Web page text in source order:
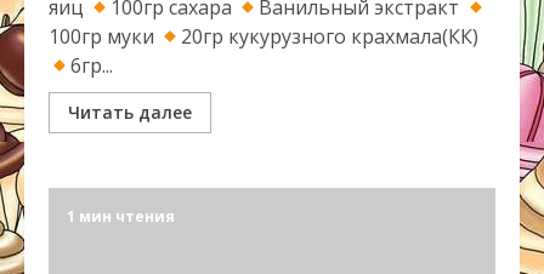
яиц
100гр сахара
Ванильный экстракт
100гр муки
20гр кукурузного крахмала(КК)
6гр...
Читать далее
1 мин чтения